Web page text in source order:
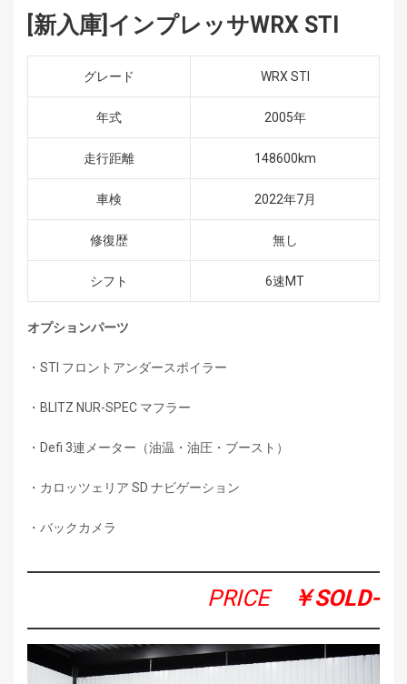
[新入庫]インプレッサWRX STI
グレード WRX STI
年式 2005年
走行距離 148600km
車検 2022年7月
修復歴 無し
シフト 6速MT
オプションパーツ
・STI フロントアンダースポイラー
・BLITZ NUR-SPEC マフラー
・Defi 3連メーター（油温・油圧・ブースト）
・カロッツェリア SD ナビゲーション
・バックカメラ
PRICE ￥SOLD-